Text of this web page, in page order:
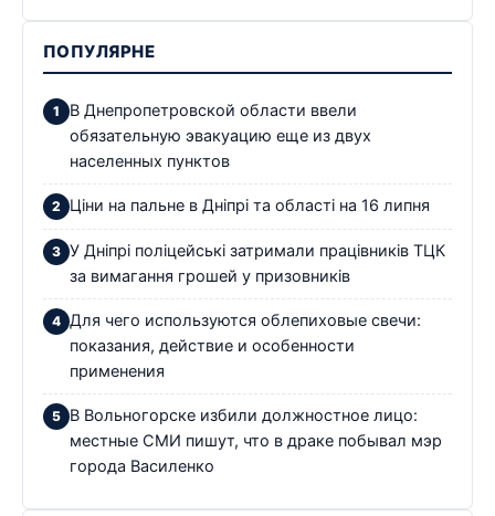
ПОПУЛЯРНЕ
В Днепропетровской области ввели
обязательную эвакуацию еще из двух
населенных пунктов
Ціни на пальне в Дніпрі та області на 16 липня
У Дніпрі поліцейські затримали працівників ТЦК
за вимагання грошей у призовників
Для чего используются облепиховые свечи:
показания, действие и особенности
применения
В Вольногорске избили должностное лицо:
местные СМИ пишут, что в драке побывал мэр
города Василенко